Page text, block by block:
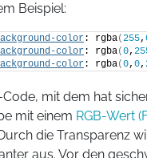
Beispiel:
color: rgba(255,
color: rgba(0,
color: rgba(0, 0,
Code, mit dem hat
mit einem RGB-Wert
die Transparenz
aus. Vor den